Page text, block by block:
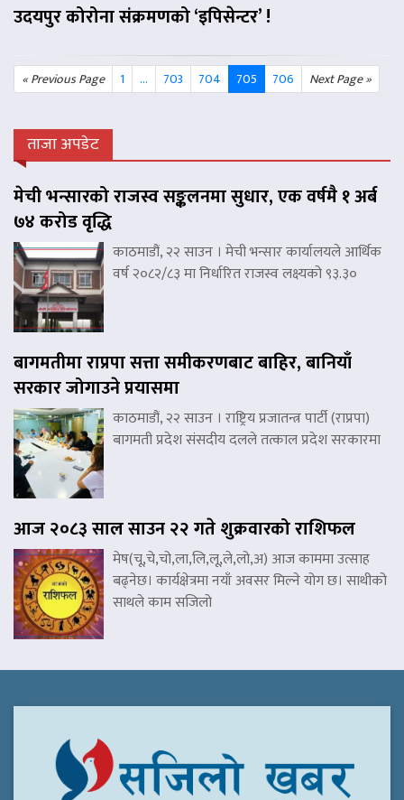
उदयपुर कोरोना संक्रमणको ‘इपिसेन्टर’ !
« Previous Page 1 … 703 704 705 706 Next Page »
ताजा अपडेट
मेची भन्सारको राजस्व सङ्कलनमा सुधार, एक वर्षमै १ अर्ब
७४ करोड वृद्धि
काठमाडौं, २२ साउन । मेची भन्सार कार्यालयले आर्थिक
वर्ष २०८२/८३ मा निर्धारित राजस्व लक्ष्यको ९३.३०
बागमतीमा राप्रपा सत्ता समीकरणबाट बाहिर, बानियाँ
सरकार जोगाउने प्रयासमा
काठमाडौं, २२ साउन । राष्ट्रिय प्रजातन्त्र पार्टी (राप्रपा)
बागमती प्रदेश संसदीय दलले तत्काल प्रदेश सरकारमा
आज २०८३ साल साउन २२ गते शुक्रवारको राशिफल
मेष(चू,चे,चो,ला,लि,लू,ले,लो,अ) आज काममा उत्साह
बढ्नेछ। कार्यक्षेत्रमा नयाँ अवसर मिल्ने योग छ। साथीको
साथले काम सजिलो